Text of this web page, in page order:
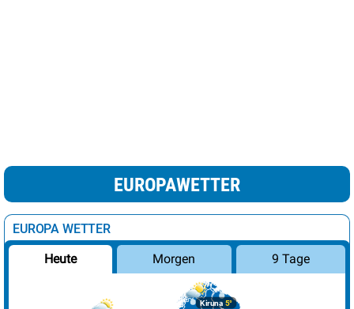
EUROPAWETTER
EUROPA WETTER
Heute Morgen 9 Tage
Kiruna 5°